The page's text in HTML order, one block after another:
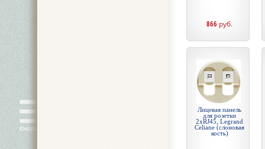
866 руб.
Лицевая панель
для розетки
2хRJ45, Legrand
Celiane (слоновая
кость)